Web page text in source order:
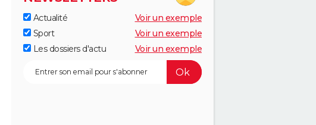
Actualité
Voir un exemple
Sport
Voir un exemple
Les dossiers d'actu
Voir un exemple